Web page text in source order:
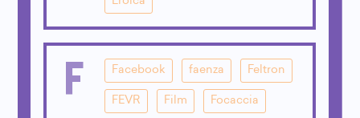
F Facebook faenza Feltron
FEVR Film Focaccia